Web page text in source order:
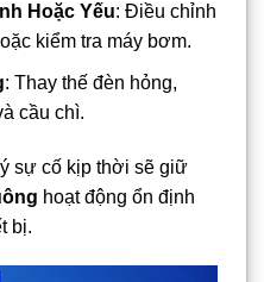
Hoặc Yếu: Điều chỉnh
kiểm tra máy bơm.
: Thay thế đèn hỏng,
cầu chì.
sự cố kịp thời sẽ giữ
hoạt động ổn định
bị.